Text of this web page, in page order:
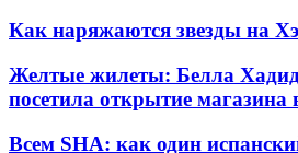
Как наряжаются звезды на
Желтые жилеты: Белла
посетила открытие
Всем SHA: как один